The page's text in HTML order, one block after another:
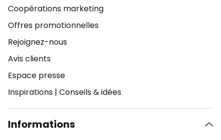
Coopérations marketing
Offres promotionnelles
Rejoignez-nous
Avis clients
Espace presse
Inspirations | Conseils & idées
Informations